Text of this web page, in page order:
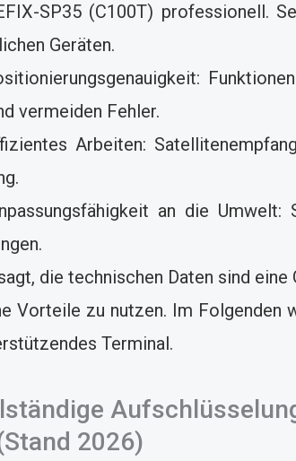
SP35 (C100T) professionell.
Geräten.
vermeiden Fehler.
Arbeiten:
an die Umwelt:
die technischen Daten sind
Vorteile zu nutzen. Im Folgenden
Terminal.
2026)